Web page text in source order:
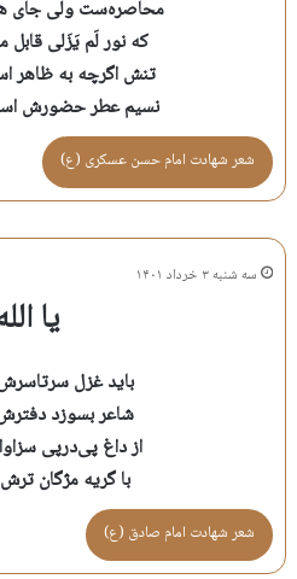
محاصره‌ست ولی جای
که نور لَم‌ یَزَلی
تنش اگرچه به ظاهر
نسیم عطر حضورش
شعر شهادت امام حسن عسكری (ع)
سه شنبه ۳ خرداد ۱۴۰۱
یا
باید غزل
شاعر بسوزد
از داغ پی‌درپی
با گریه مژگان
شعر شهادت امام صادق (ع)